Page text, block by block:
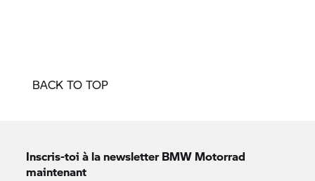
BACK TO TOP
Inscris-toi à la newsletterBMW Motorrad
maintenant